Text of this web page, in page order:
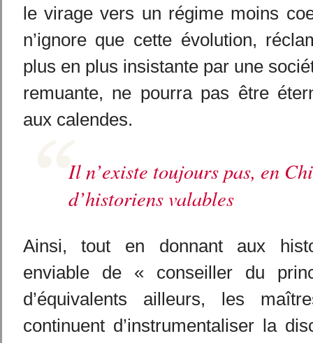
le virage vers un régime moins
n’ignore que cette évolution,
plus en plus insistante par une
remuante, ne pourra pas être
aux calendes.
Il n’existe toujours pas, en
d’historiens valables
Ainsi, tout en donnant aux
enviable de « conseiller du
d’équivalents ailleurs, les
continuent d’instrumentaliser la